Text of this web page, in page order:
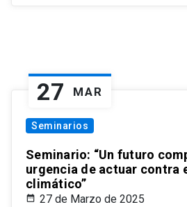
27 MAR
Seminarios
Seminario: “Un futuro
urgencia de actuar contra
climático”
27 de Marzo de 2025